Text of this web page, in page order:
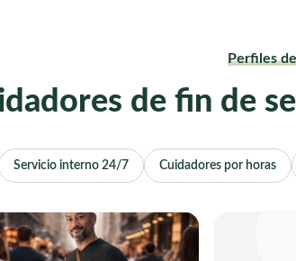
Perfiles
de fin de
Servicio interno 24/7 Cuidadores por horas